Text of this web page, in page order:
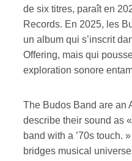
de six titres, paraît en
Records. En 2025, les
un album qui s’inscrit
Offering, mais qui
exploration sonore
The Budos Band are an
describe their sound as
band with a ’70s touch.
bridges musical